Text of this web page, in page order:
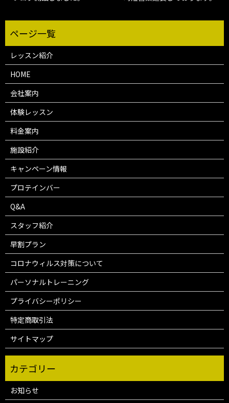
レッスン紹介
HOME
会社案内
体験レッスン
料金案内
施設紹介
キャンペーン情報
プロテインバー
Q&A
スタッフ紹介
早割プラン
コロナウィルス対策について
パーソナルトレーニング
プライバシーポリシー
特定商取引法
サイトマップ
お知らせ